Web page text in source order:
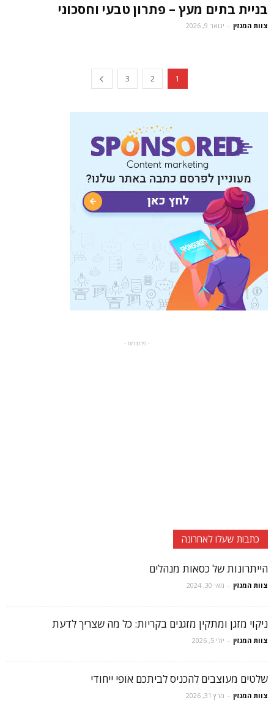
בניית בתים מעץ – פתרון טבעי וחסכוני
צוות המגזין - ינואר 9, 2026
1
2
3
- פרסומת -
כתבות שעלו לאחרונה
הייתרונות של כסאות מנהלים
צוות המגזין - מאי 30, 2024
ניקוי מזגן ומתקין מזגנים בקריות: כל מה שצריך לדעת
צוות המגזין - יולי 5, 2026
שלטים מעוצבים להכניס לביתכם אופי ייחודי
צוות המגזין - מרץ 31, 2026